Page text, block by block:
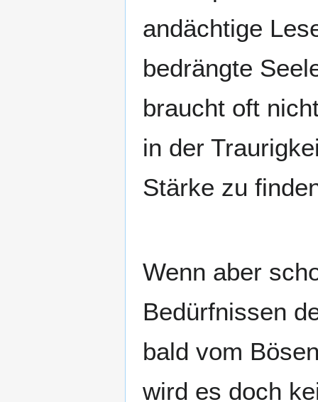
andächtige
bedrängte
braucht oft
in der
Stärke zu
Wenn aber
Bedürfnissen
bald vom
wird es doch